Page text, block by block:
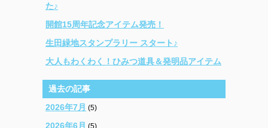
た♪
開館15周年記念アイテム発売！
生田緑地スタンプラリー スタート♪
大人もわくわく！ひみつ道具＆発明品アイテム
過去の記事
2026年7月 (5)
2026年6月 (5)